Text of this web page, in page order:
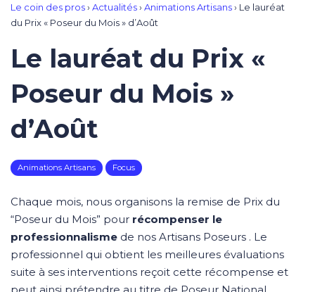
Le coin des pros› Actualités› Animations Artisans› Le lauréat
du Prix « Poseur du Mois » d’Août
Le lauréat du Prix «
Poseur du Mois »
d’Août
Animations Artisans Focus
Chaque mois, nous organisons la remise de Prix du
“Poseur du Mois” pour récompenser le
professionnalisme de nos Artisans Poseurs . Le
professionnel qui obtient les meilleures évaluations
suite à ses interventions reçoit cette récompense et